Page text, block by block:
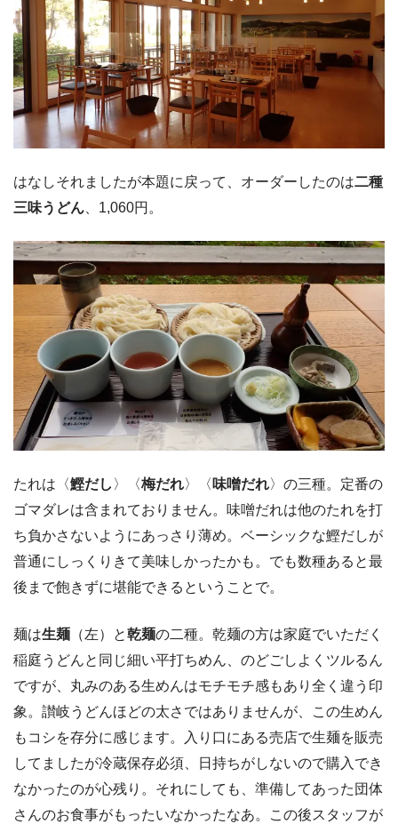
はなしそれましたが本題に戻って、オーダーしたのは二種
三味うどん 、1,060円。
たれは〈鰹だし 〉〈梅だれ〉〈味噌だれ〉の三種。定番の
ゴマダレは含まれておりません。味噌だれは他のたれを打
ち負かさないようにあっさり薄め。ベーシックな鰹だしが
普通にしっくりきて美味しかったかも。でも数種あると最
後まで飽きずに堪能できるということで。
麺は生麺 （左）と乾麺の二種。乾麺の方は家庭でいただく
稲庭うどんと同じ細い平打ちめん、のどごしよくツルるん
ですが、丸みのある生めんはモチモチ感もあり全く違う印
象。讃岐うどんほどの太さではありませんが、この生めん
もコシを存分に感じます。入り口にある売店で生麺を販売
してましたが冷蔵保存必須、日持ちがしないので購入でき
なかったのが心残り。それにしても、準備してあった団体
さんのお食事がもったいなかったなあ。この後スタッフが